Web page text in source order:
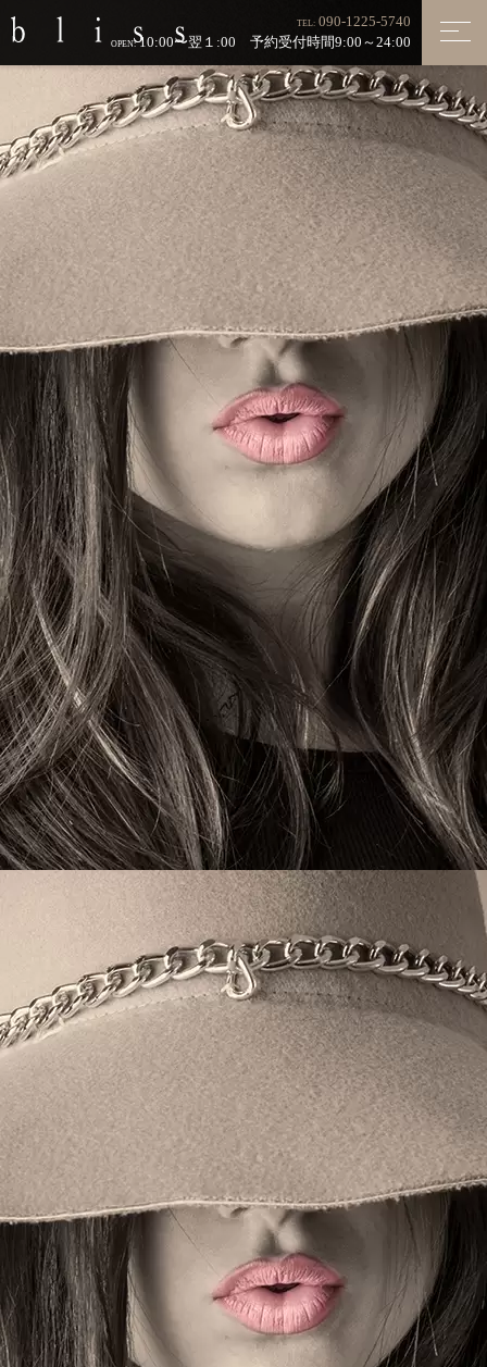
TEL: 090-1225-5740
OPEN:10:00〜翌１:00 予約受付時間9:00～24:00